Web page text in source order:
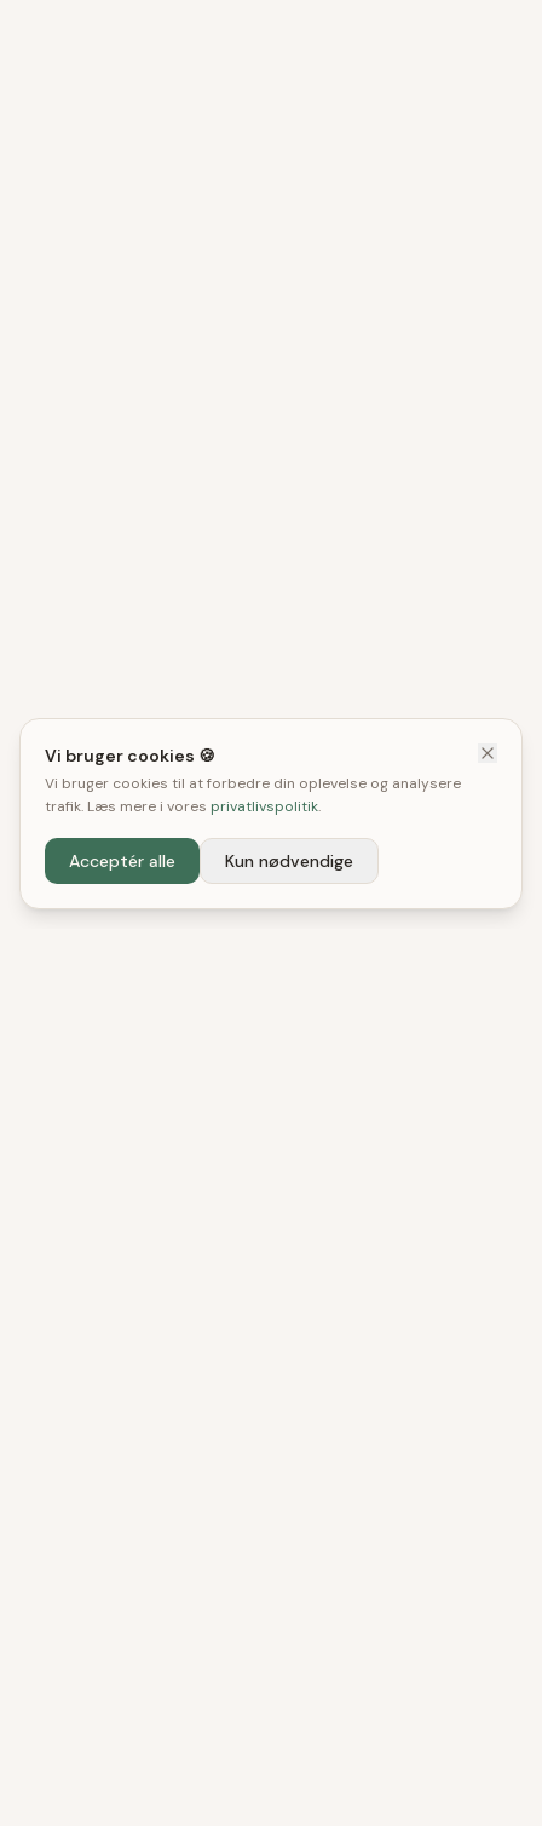
Vi bruger cookies 🍪
Vi bruger cookies til at forbedre din oplevelse og analysere
trafik. Læs mere i vores privatlivspolitik.
Acceptér alle Kun nødvendige